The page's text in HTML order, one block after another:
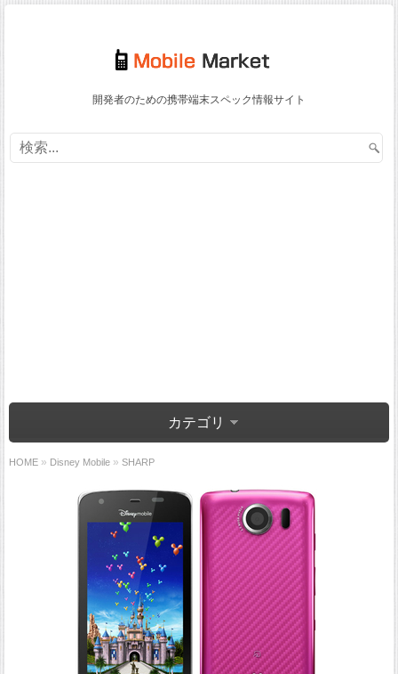
開発者のための携帯端末スペック情報サイト
カテゴリ
HOME » Disney Mobile » SHARP